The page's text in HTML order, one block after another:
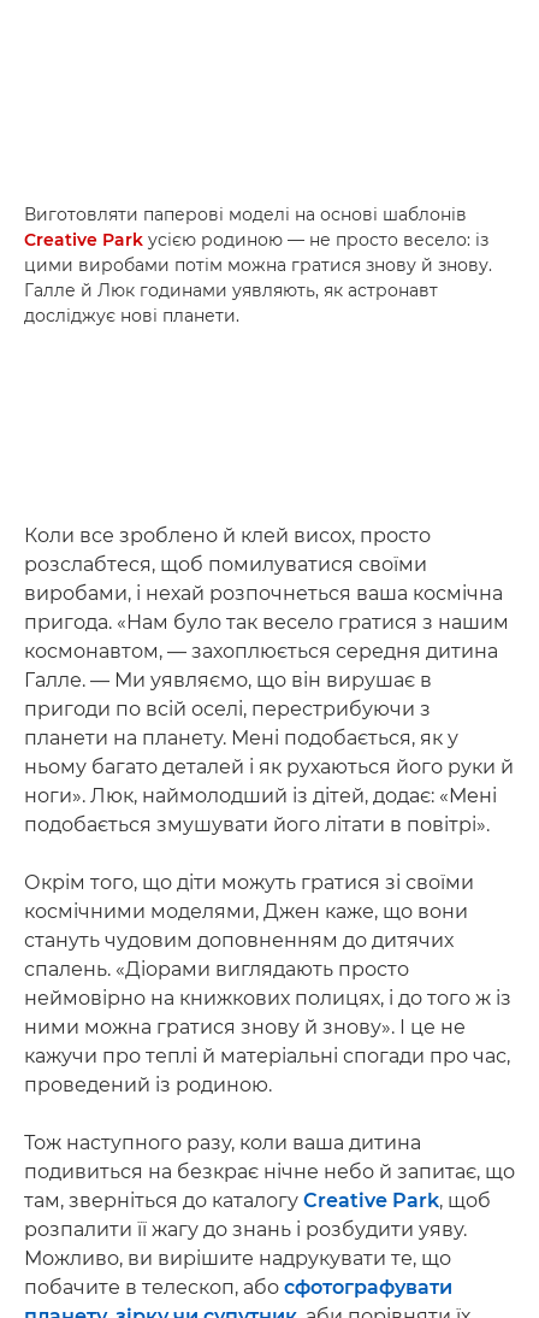
Виготовляти паперові моделі на основі шаблонів
Creative Park усією родиною — не просто весело: із
цими виробами потім можна гратися знову й знову.
Галле й Люк годинами уявляють, як астронавт
досліджує нові планети.
Коли все зроблено й клей висох, просто
розслабтеся, щоб помилуватися своїми
виробами, і нехай розпочнеться ваша космічна
пригода. «Нам було так весело гратися з нашим
космонавтом, — захоплюється середня дитина
Галле. — Ми уявляємо, що він вирушає в
пригоди по всій оселі, перестрибуючи з
планети на планету. Мені подобається, як у
ньому багато деталей і як рухаються його руки й
ноги». Люк, наймолодший із дітей, додає: «Мені
подобається змушувати його літати в повітрі».
Окрім того, що діти можуть гратися зі своїми
космічними моделями, Джен каже, що вони
стануть чудовим доповненням до дитячих
спалень. «Діорами виглядають просто
неймовірно на книжкових полицях, і до того ж із
ними можна гратися знову й знову». І це не
кажучи про теплі й матеріальні спогади про час,
проведений із родиною.
Тож наступного разу, коли ваша дитина
подивиться на безкрає нічне небо й запитає, що
там, зверніться до каталогу Creative Park, щоб
розпалити її жагу до знань і розбудити уяву.
Можливо, ви вирішите надрукувати те, що
побачите в телескоп, або сфотографувати